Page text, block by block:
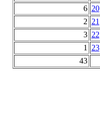
6 20
2 21
3 22
1
23
43